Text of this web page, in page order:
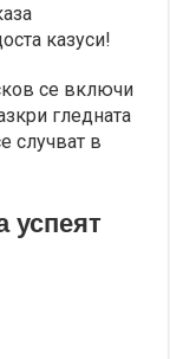
казуси!
се включи
гледната
случват в
успеят